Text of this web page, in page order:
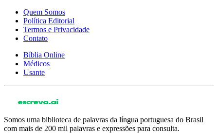
Quem Somos
Política Editorial
Termos e Privacidade
Contato
Bíblia Online
Médicos
Usante
Somos uma biblioteca de palavras da língua portuguesa do Brasil
com mais de 200 mil palavras e expressões para consulta.